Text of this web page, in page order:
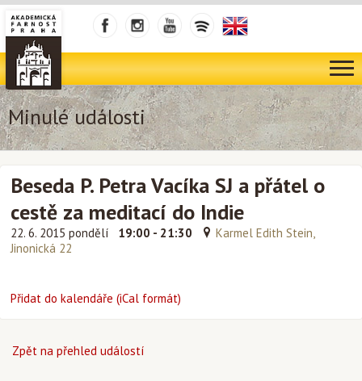
Minulé události
Beseda P. Petra Vacíka SJ a přátel o
cestě za meditací do Indie
22. 6. 2015 pondělí 19:00 - 21:30
Karmel Edith Stein,
Jinonická 22
Přidat do kalendáře (iCal formát)
Zpět na přehled událostí